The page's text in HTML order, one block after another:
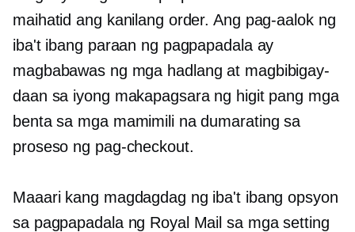
maihatid ang kanilang order. Ang pag-aalok ng
iba't ibang paraan ng pagpapadala ay
magbabawas ng mga hadlang at magbibigay-
daan sa iyong makapagsara ng higit pang mga
benta sa mga mamimili na dumarating sa
proseso ng pag-checkout.
Maaari kang magdagdag ng iba't ibang opsyon
sa pagpapadala ng Royal Mail sa mga setting